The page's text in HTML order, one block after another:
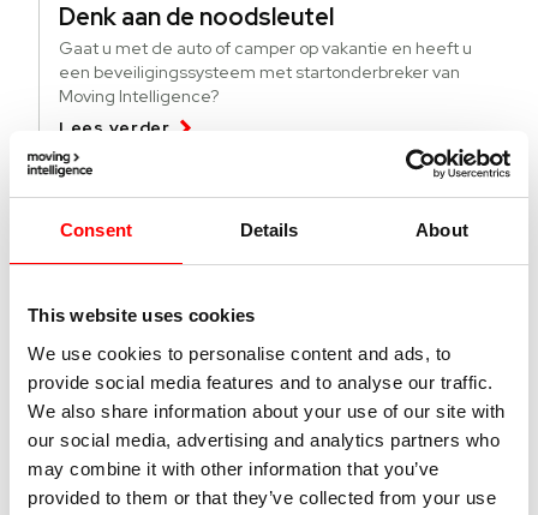
Consent Details About
This website uses cookies
We use cookies to personalise content and ads, to
provide social media features and to analyse our traffic.
We also share information about your use of our site with
our social media, advertising and analytics partners who
may combine it with other information that you’ve
provided to them or that they’ve collected from your use
Denk aan de noodsleutel
Gaat u met de auto of camper op vakantie en heeft u
een beveiligingssysteem met startonderbreker van
Moving Intelligence?
Lees verder
04 augustus 2026
Specifieke modellen bedrijfsvoertuigen worden vaker
gestolen busjes terug?
Lees verder
01 juli 2026